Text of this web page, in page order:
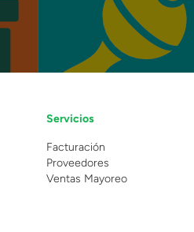
Servicios
Facturación
Proveedores
Ventas Mayoreo